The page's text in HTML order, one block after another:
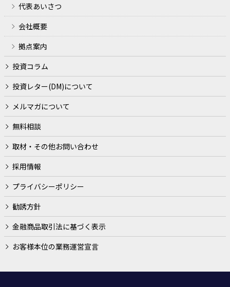
適合性の原則等に照らした判断等、金融商品やサービスの
提供にかかる妥当性の判断のため
他の事業者等から個人情報の処理の全部または一部につい
て委託された場合等において、委託された当該業務を適切
に遂行するため
契約（当社とお客様との間の契約及び当社の業務に直接的
または間接的に関連する契約をいいます。）や法律等に基
づく権利の行使や義務の履行のため
市場調査、ならびにデータ分析やアンケートの実施等によ
る金融商品やサービスの研究や開発のため
ダイレクトメールの発送等、金融商品やサービスに関する
各種ご提案のため
提携会社等の商品やサービスの各種ご提案のため
各種お取引の解約やお取引解約後の事後管理のため
その他、当社がご提供する金融商品やサービスを適切かつ
円滑に履行するため
ービスの案内を行うため
代表あいさつ
会社概要
拠点案内
投資コラム
投資レター(DM)について
メルマガについて
無料相談
取材・その他お問い合わせ
採用情報
プライバシーポリシー
勧誘方針
金融商品取引法に基づく表示
お客様本位の業務運営宣言